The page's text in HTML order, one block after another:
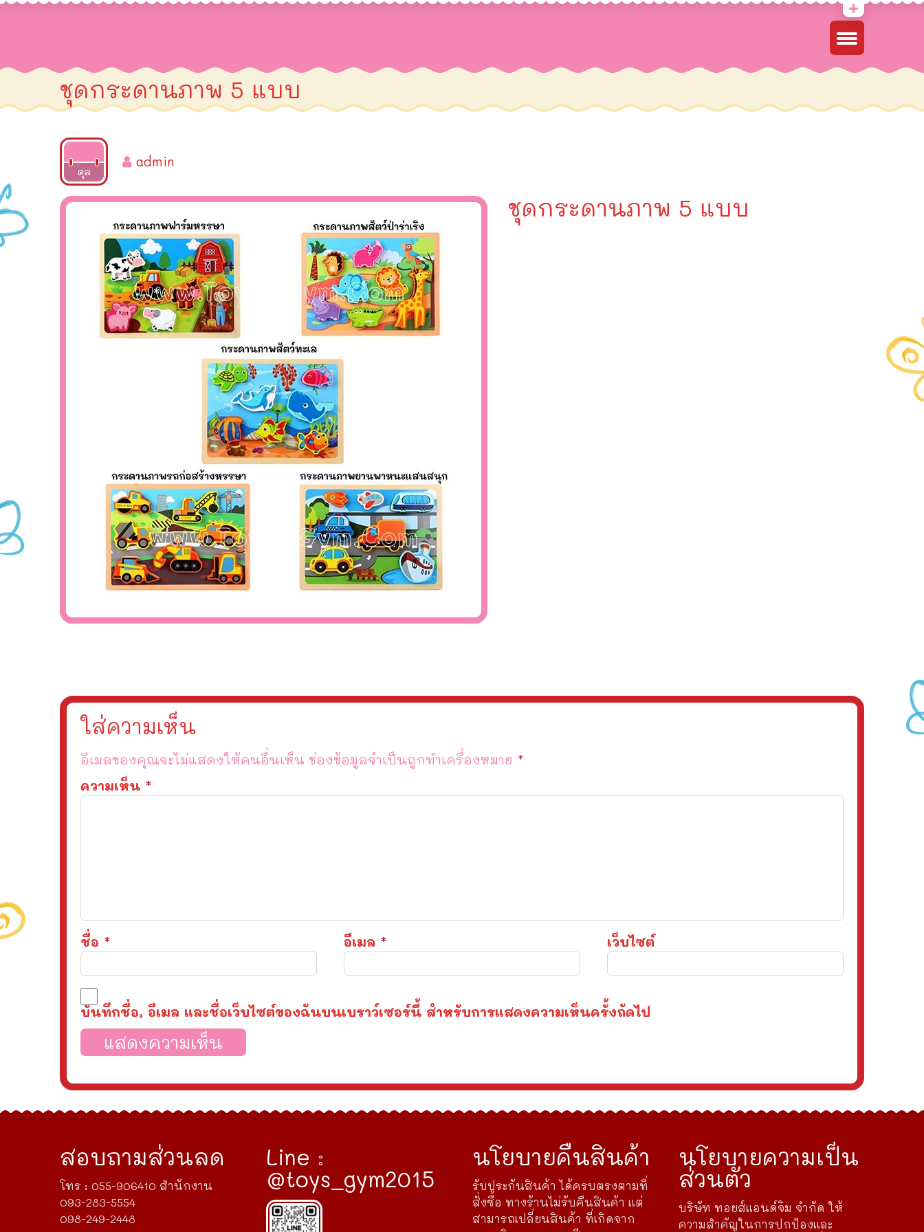
ชุดกระดานภาพ 5 แบบ
ตุล
2025
admin
ชุดกระดานภาพ 5 แบบ
ใส่ความเห็น
อีเมลของคุณจะไม่แสดงให้คนอื่นเห็น ช่องข้อมูลจำเป็นถูกทำเครื่องหมาย *
ความเห็น *
ชื่อ * อีเมล * เว็บไซต์
บันทึกชื่อ, อีเมล และชื่อเว็บไซต์ของฉันบนเบราว์เซอร์นี้ สำหรับการแสดงความเห็นครั้งถัดไป
สอบถามส่วนลด
โทร : 055-906410 สำนักงาน
093-283-5554
098-249-2448
Line :
@toys_gym2015
นโยบายคืนสินค้า
รับประกันสินค้า ได้ครบตรงตามที่
สั่งซื้อ ทางร้านไม่รับคืนสินค้า แต่
สามารถเปลี่ยนสินค้า ที่เกิดจาก
นโยบายความเป็น
ส่วนตัว
บริษัท ทอยส์แอนด์จิม จำกัด ให้
ความสำคัญในการปกป้องและ